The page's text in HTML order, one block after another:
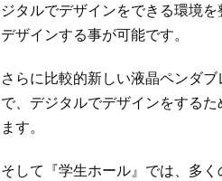
ジタルでデザインをできる環境
デザインする事が可能です。
さらに比較的新しい液晶ペンダ
で、デジタルでデザインをする
ます。
そして『学生ホール』では、多